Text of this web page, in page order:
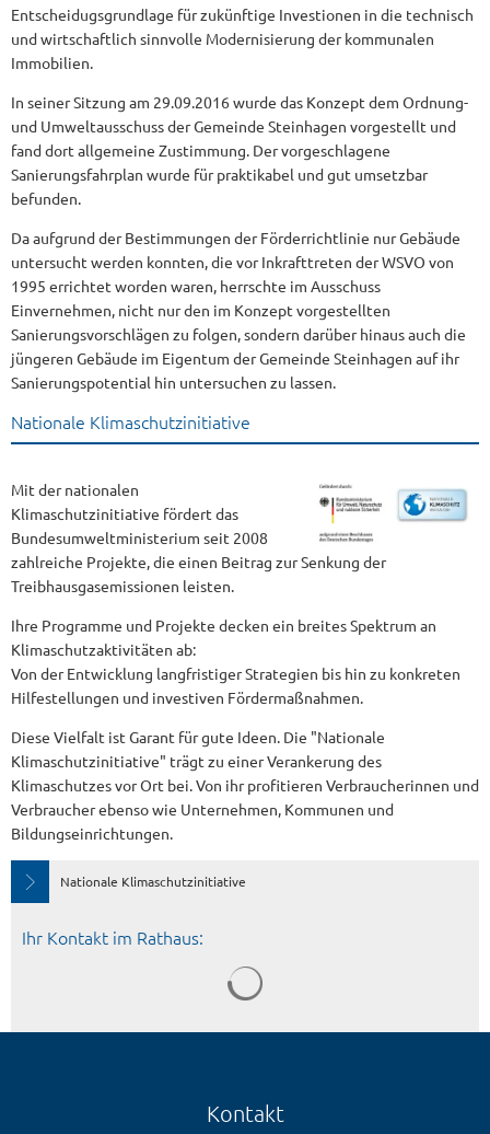
Entscheidugsgrundlage für zukünftige Investionen in die technisch
und wirtschaftlich sinnvolle Modernisierung der kommunalen
Immobilien.
In seiner Sitzung am 29.09.2016 wurde das Konzept dem Ordnung-
und Umweltausschuss der Gemeinde Steinhagen vorgestellt und
fand dort allgemeine Zustimmung. Der vorgeschlagene
Sanierungsfahrplan wurde für praktikabel und gut umsetzbar
befunden.
Da aufgrund der Bestimmungen der Förderrichtlinie nur Gebäude
untersucht werden konnten, die vor Inkrafttreten der WSVO von
1995 errichtet worden waren, herrschte im Ausschuss
Einvernehmen, nicht nur den im Konzept vorgestellten
Sanierungsvorschlägen zu folgen, sondern darüber hinaus auch die
jüngeren Gebäude im Eigentum der Gemeinde Steinhagen auf ihr
Sanierungspotential hin untersuchen zu lassen.
Nationale Klimaschutzinitiative
Mit der nationalen
Klimaschutzinitiative fördert das
Bundesumweltministerium seit 2008
zahlreiche Projekte, die einen Beitrag zur Senkung der
Treibhausgasemissionen leisten.
Ihre Programme und Projekte decken ein breites Spektrum an
Klimaschutzaktivitäten ab:
Von der Entwicklung langfristiger Strategien bis hin zu konkreten
Hilfestellungen und investiven Fördermaßnahmen.
Diese Vielfalt ist Garant für gute Ideen. Die "Nationale
Klimaschutzinitiative" trägt zu einer Verankerung des
Klimaschutzes vor Ort bei. Von ihr profitieren Verbraucherinnen und
Verbraucher ebenso wie Unternehmen, Kommunen und
Bildungseinrichtungen.
Nationale Klimaschutzinitiative
Ihr Kontakt im Rathaus:
Kontakt